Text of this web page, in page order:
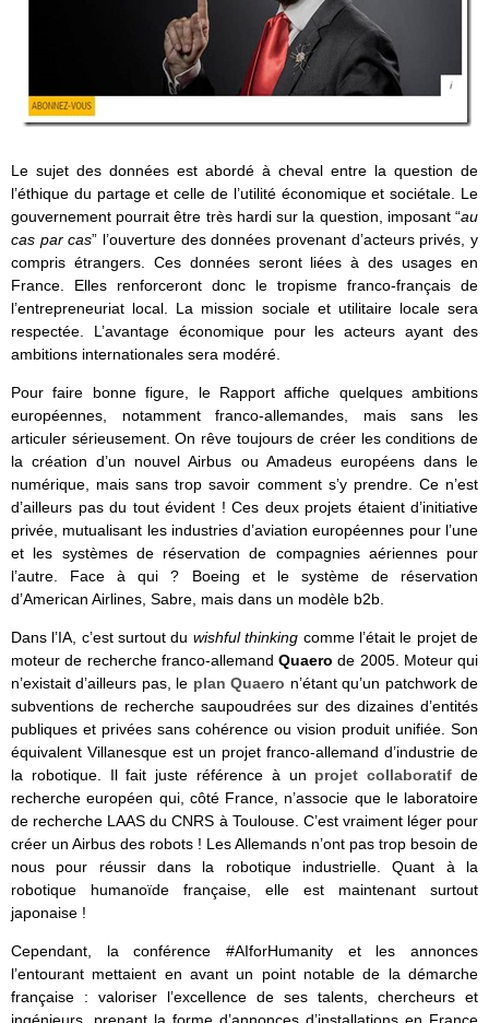
Le sujet des données est abordé à cheval entre la question de
l’éthique du partage et celle de l’utilité économique et sociétale. Le
gouvernement pourrait être très hardi sur la question, imposant “au
cas par cas” l’ouverture des données provenant d’acteurs privés, y
compris étrangers. Ces données seront liées à des usages en
France. Elles renforceront donc le tropisme franco-français de
l’entrepreneuriat local. La mission sociale et utilitaire locale sera
respectée. L’avantage économique pour les acteurs ayant des
ambitions internationales sera modéré.
Pour faire bonne figure, le Rapport affiche quelques ambitions
européennes, notamment franco-allemandes, mais sans les
articuler sérieusement. On rêve toujours de créer les conditions de
la création d’un nouvel Airbus ou Amadeus européens dans le
numérique, mais sans trop savoir comment s’y prendre. Ce n’est
d’ailleurs pas du tout évident ! Ces deux projets étaient d’initiative
privée, mutualisant les industries d’aviation européennes pour l’une
et les systèmes de réservation de compagnies aériennes pour
l’autre. Face à qui ? Boeing et le système de réservation
d’American Airlines, Sabre, mais dans un modèle b2b.
Dans l’IA, c’est surtout du wishful thinking comme l’était le projet de
moteur de recherche franco-allemand Quaero de 2005. Moteur qui
n’existait d’ailleurs pas, le plan Quaero n’étant qu’un patchwork de
subventions de recherche saupoudrées sur des dizaines d’entités
publiques et privées sans cohérence ou vision produit unifiée. Son
équivalent Villanesque est un projet franco-allemand d’industrie de
la robotique. Il fait juste référence à un projet collaboratif de
recherche européen qui, côté France, n’associe que le laboratoire
de recherche LAAS du CNRS à Toulouse. C’est vraiment léger pour
créer un Airbus des robots ! Les Allemands n’ont pas trop besoin de
nous pour réussir dans la robotique industrielle. Quant à la
robotique humanoïde française, elle est maintenant surtout
japonaise !
Cependant, la conférence #AIforHumanity et les annonces
l’entourant mettaient en avant un point notable de la démarche
française : valoriser l’excellence de ses talents, chercheurs et